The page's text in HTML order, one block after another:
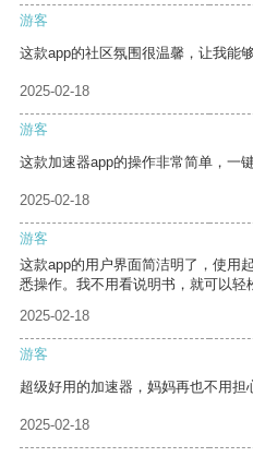
游客
这款app的社区氛围很温馨，让我能
2025-02-18
游客
这款加速器app的操作非常简单，一
2025-02-18
游客
这款app的用户界面简洁明了，使用
悉操作。我不用看说明书，就可以轻
2025-02-18
游客
超级好用的加速器，妈妈再也不用担
2025-02-18